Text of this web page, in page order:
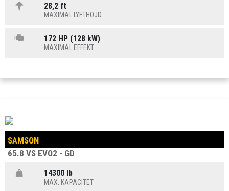
28,2 ft
MAXIMAL LYFTHÖJD
172 HP (128 kW)
MAXIMAL EFFEKT
SAMSON
65.8 VS EVO2 - GD
14300 lb
MAX. KAPACITET